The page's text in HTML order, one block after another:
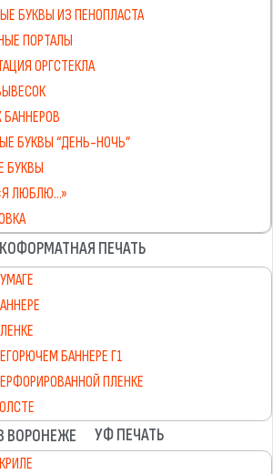
БУКВЫ ИЗ ПЕНОПЛАСТА
ПОРТАЛЫ
ОРГСТЕКЛА
БУКВЫ “ДЕНЬ-НОЧЬ”
БУКВЫ
ЛЮБЛЮ…»
ПЕЧАТЬ
БАННЕРЕ Г1
ПЛЕНКЕ
УФ ПЕЧАТЬ